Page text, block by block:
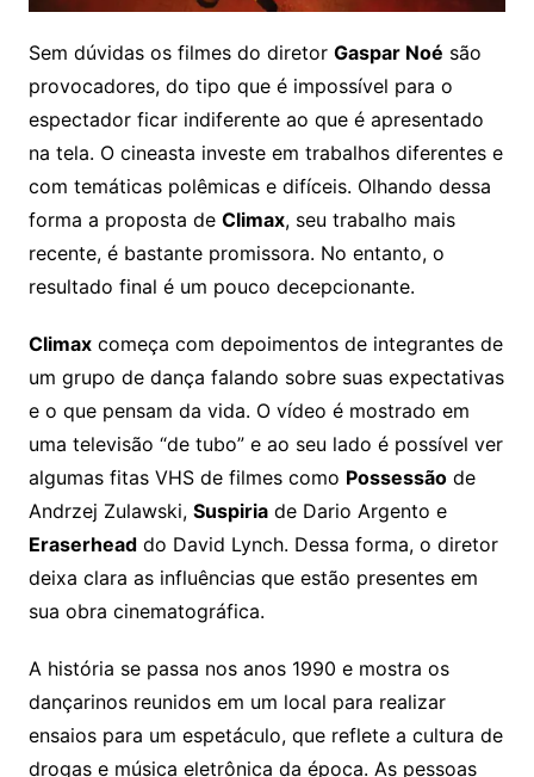
Sem dúvidas os filmes do diretor Gaspar Noé são
provocadores, do tipo que é impossível para o
espectador ficar indiferente ao que é apresentado
na tela. O cineasta investe em trabalhos diferentes e
com temáticas polêmicas e difíceis. Olhando dessa
forma a proposta de Climax, seu trabalho mais
recente, é bastante promissora. No entanto, o
resultado final é um pouco decepcionante.
Climaxcomeça com depoimentos de integrantes de
um grupo de dança falando sobre suas expectativas
e o que pensam da vida. O vídeo é mostrado em
uma televisão “de tubo” e ao seu lado é possível ver
algumas fitas VHS de filmes como Possessãode
Andrzej Zulawski, Suspiriade Dario Argento e
Eraserheaddo David Lynch. Dessa forma, o diretor
deixa clara as influências que estão presentes em
sua obra cinematográfica.
A história se passa nos anos 1990 e mostra os
dançarinos reunidos em um local para realizar
ensaios para um espetáculo, que reflete a cultura de
drogas e música eletrônica da época. As pessoas